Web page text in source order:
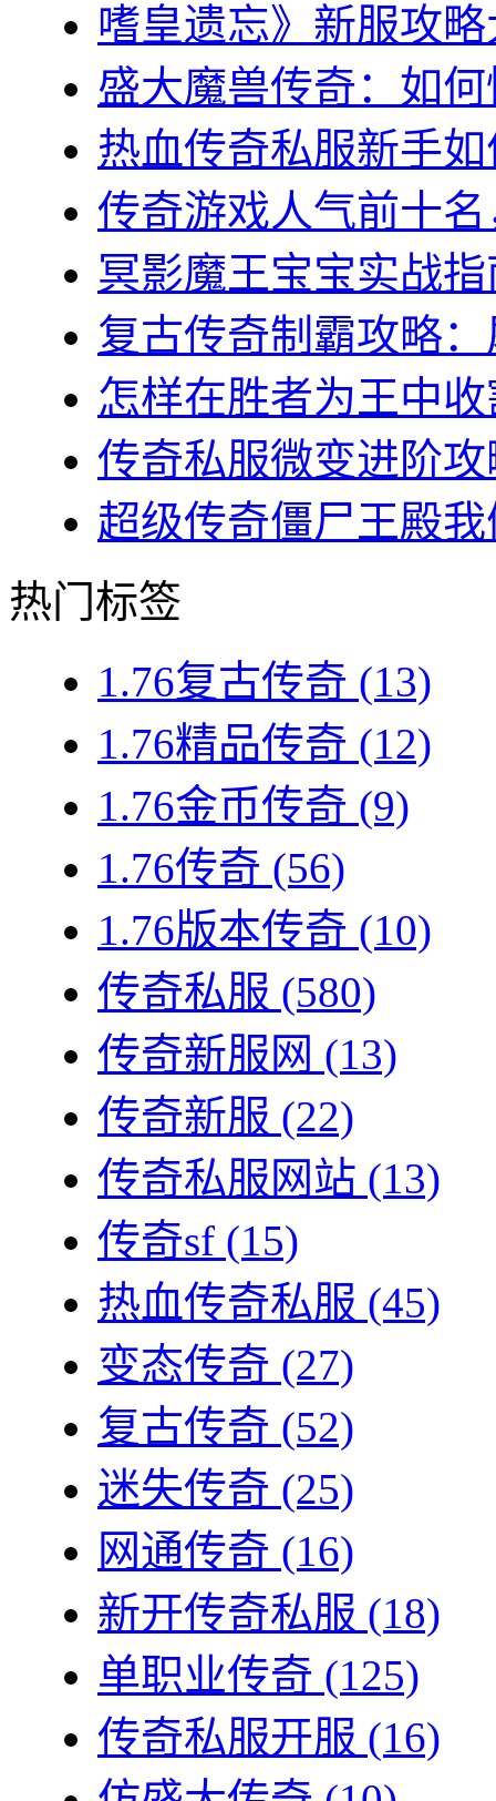
嗜皇遗忘》新服攻
盛大魔兽传奇：如
热血传奇私服新手
传奇游戏人气前十
冥影魔王宝宝实战
复古传奇制霸攻略
怎样在胜者为王中
传奇私服微变进阶
超级传奇僵尸王殿
热门标签
1.76复古传奇 (13)
1.76精品传奇 (12)
1.76金币传奇 (9)
1.76传奇 (56)
1.76版本传奇 (10)
传奇私服 (580)
传奇新服网 (13)
传奇新服 (22)
传奇私服网站 (13)
传奇sf (15)
热血传奇私服 (45)
变态传奇 (27)
复古传奇 (52)
迷失传奇 (25)
网通传奇 (16)
新开传奇私服 (18)
单职业传奇 (125)
传奇私服开服 (16)